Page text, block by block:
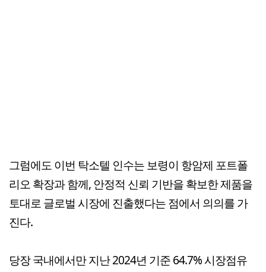
그럼에도 이번 탁소텔 인수는 보령이 항암제 포트폴
리오 확장과 함께, 안정적 신뢰 기반을 확보한 제품을
토대로 글로벌 시장에 진출했다는 점에서 의의를 가
진다.
당장 국내에서만 지난 2024년 기준 64.7% 시장점유